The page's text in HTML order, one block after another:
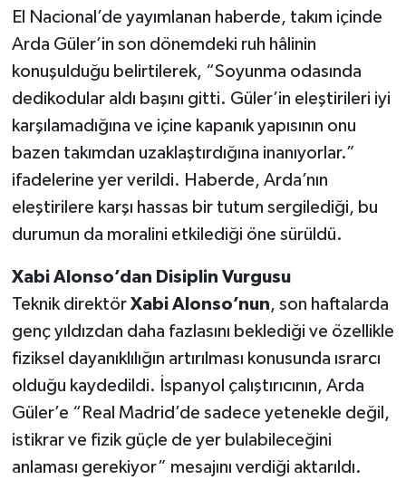
El Nacional’de yayımlanan haberde, takım içinde
Arda Güler’in son dönemdeki ruh hâlinin
konuşulduğu belirtilerek, “Soyunma odasında
dedikodular aldı başını gitti. Güler’in eleştirileri iyi
karşılamadığına ve içine kapanık yapısının onu
bazen takımdan uzaklaştırdığına inanıyorlar.”
ifadelerine yer verildi. Haberde, Arda’nın
eleştirilere karşı hassas bir tutum sergilediği, bu
durumun da moralini etkilediği öne sürüldü.
Xabi Alonso’dan Disiplin Vurgusu
Teknik direktör Xabi Alonso’nun, son haftalarda
genç yıldızdan daha fazlasını beklediği ve özellikle
fiziksel dayanıklılığın artırılması konusunda ısrarcı
olduğu kaydedildi. İspanyol çalıştırıcının, Arda
Güler’e “Real Madrid’de sadece yetenekle değil,
istikrar ve fizik güçle de yer bulabileceğini
anlaması gerekiyor” mesajını verdiği aktarıldı.